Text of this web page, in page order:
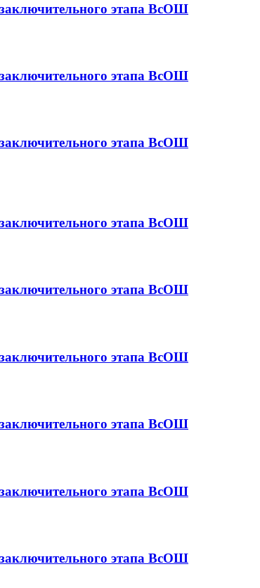
этапа ВсОШ
этапа ВсОШ
этапа ВсОШ
этапа ВсОШ
этапа ВсОШ
этапа ВсОШ
этапа ВсОШ
этапа ВсОШ
этапа ВсОШ